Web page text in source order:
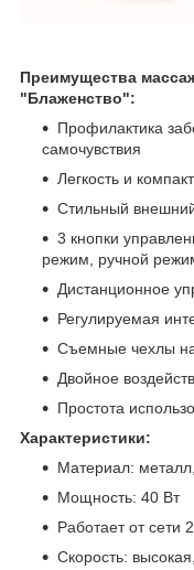
Преимущества
"Блаженство":
Профилактика
самочувствия
Легкость и
Стильный
3 кнопки
режим, ручной
Дистанционное
Регулируемая
Съемные чехлы
Двойное
Простота
Характеристики:
Материал:
Мощность: 40 Вт
Работает от сети
Скорость: